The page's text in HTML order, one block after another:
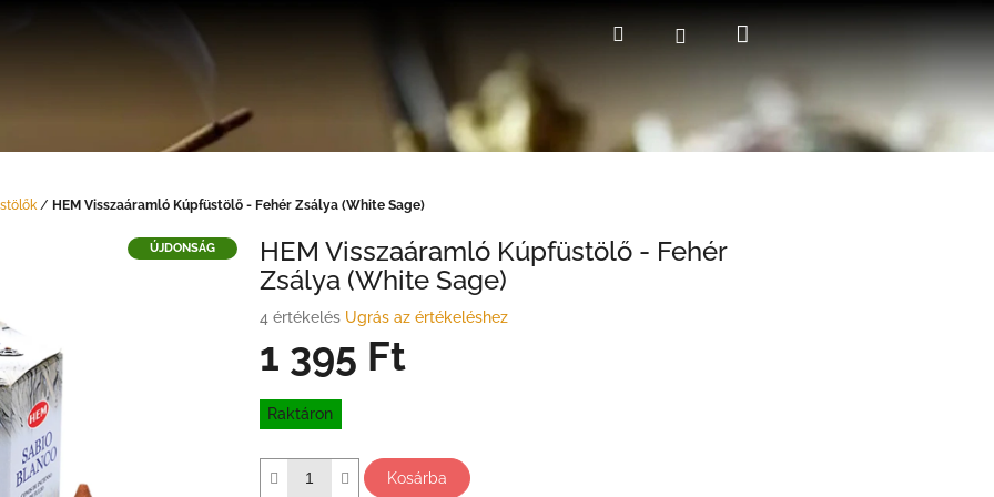
KeresésBejelentkezés
Kosár
/ HEM Visszaáramló Kúpfüstölő - Fehér Zsálya (White Sage)
ÚJDONSÁG
HEM Visszaáramló Kúpfüstölő - Fehér
Zsálya (White Sage)
A
átlagos
értékelése
5-
ből
csillag.
4 értékelés Ugrás az értékeléshez
1 395 Ft
Egységár:
Raktáron
Kosárba